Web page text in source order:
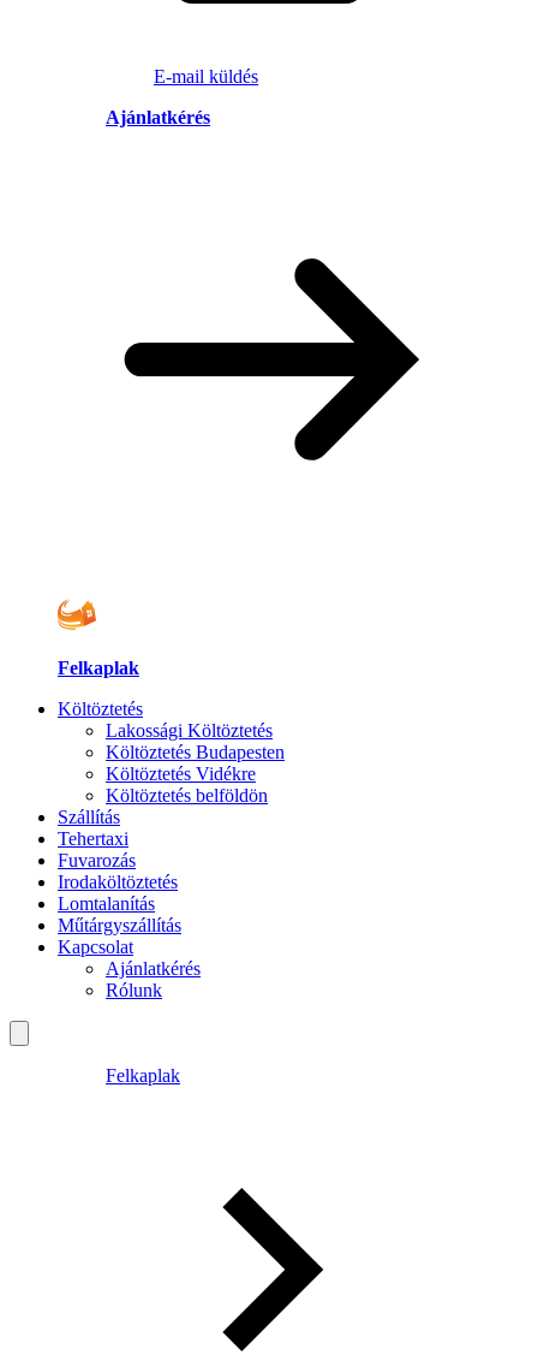
E-mail küldés
Ajánlatkérés
Felkaplak
Költöztetés
Lakossági Költöztetés
Költöztetés Budapesten
Költöztetés Vidékre
Költöztetés belföldön
Szállítás
Tehertaxi
Fuvarozás
Irodaköltöztetés
Lomtalanítás
Műtárgyszállítás
Kapcsolat
Ajánlatkérés
Rólunk
Felkaplak